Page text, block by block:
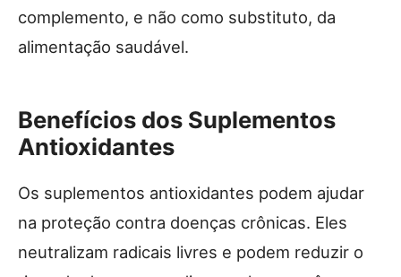
complemento, e não como substituto, da
alimentação saudável.
Benefícios dos Suplementos
Antioxidantes
Os suplementos antioxidantes podem ajudar
na proteção contra doenças crônicas. Eles
neutralizam radicais livres e podem reduzir o